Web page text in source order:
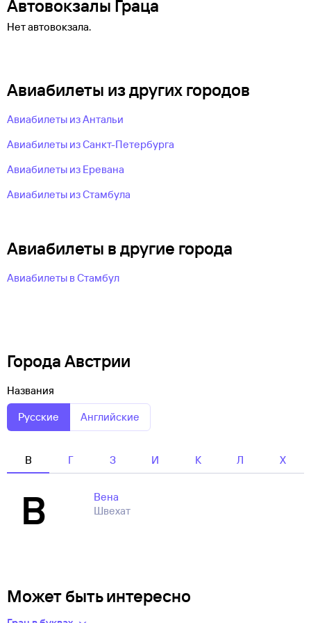
Автовокзалы Граца
Нет автовокзала.
Авиабилеты из других городов
Авиабилеты из Антальи
Авиабилеты из Санкт-Петербурга
Авиабилеты из Еревана
Авиабилеты из Стамбула
Авиабилеты в другие города
Авиабилеты в Стамбул
Города Австрии
Названия
Русские
Английские
В Г З И К Л Х
В
Вена
Швехат
Может быть интересно